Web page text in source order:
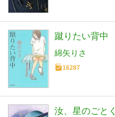
蹴りたい背中
綿矢りさ
16287
汝、星のごとく